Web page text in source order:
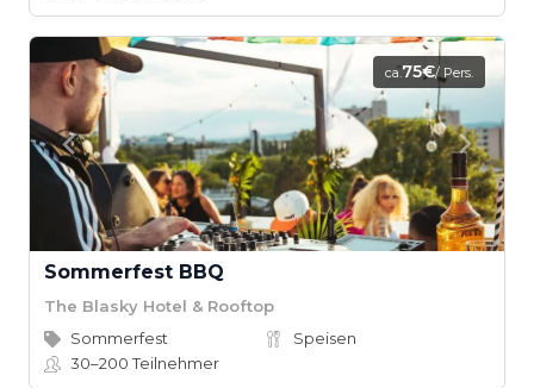
ca.75€/ Pers.
Sommerfest BBQ
The Blasky Hotel & Rooftop
Sommerfest
Speisen
30–200Teilnehmer